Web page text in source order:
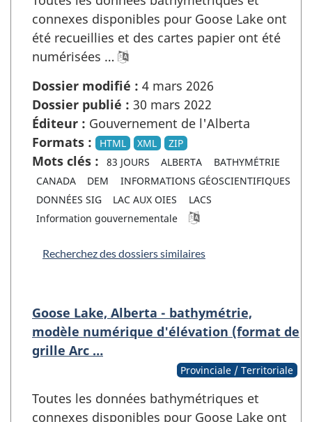
connexes disponibles pour Goose Lake ont
été recueillies et des cartes papier ont été
numérisées …
Dossier modifié : 4 mars 2026
Dossier publié : 30 mars 2022
Éditeur : Gouvernement de l'Alberta
Formats :
HTML XML ZIP
Mots clés : 83 JOURS ALBERTA
BATHYMÉTRIE
CANADA
DEM
INFORMATIONS GÉOSCIENTIFIQUES
DONNÉES SIG
LAC AUX OIES
LACS
Information gouvernementale
Recherchez des dossiers similaires
Goose Lake, Alberta - bathymétrie,
modèle numérique d'élévation (format de
grille Arc …
Provinciale / Territoriale
Toutes les données bathymétriques et
connexes disponibles pour Goose Lake ont